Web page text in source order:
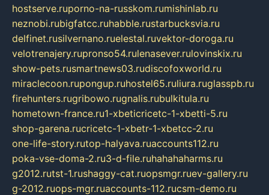
hostserve.ruporno-na-russkom.rumishinlab.ru
neznobi.rubigfatcc.ruhabble.rustarbucksvia.ru
delfinet.rusilvernano.ruelestal.ruvektor-doroga.ru
velotrenajery.rupronso54.rulenasever.rulovinskix.ru
show-pets.rusmartnews03.rudiscofoxworld.ru
miraclecoon.rupongup.ruhostel65.ruliura.ruglasspb.ru
firehunters.rugribowo.rugnalis.rubulkitula.ru
hometown-france.ru1-xbeticricetc-1-xbetti-5.ru
shop-garena.rucricetc-1-xbetr-1-xbetcc-2.ru
one-life-story.rutop-halyava.ruaccounts112.ru
poka-vse-doma-2.ru3-d-file.ruhahahaharms.ru
g2012.rutst-1.rushaggy-cat.ruopsmgr.ruev-gallery.ru
g-2012.ruops-mgr.ruaccounts-112.rucsm-demo.ru